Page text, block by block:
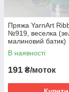
Пряжа YarnArt
№919, веселка
малиновий батик)
В наявності
191 ₴/моток